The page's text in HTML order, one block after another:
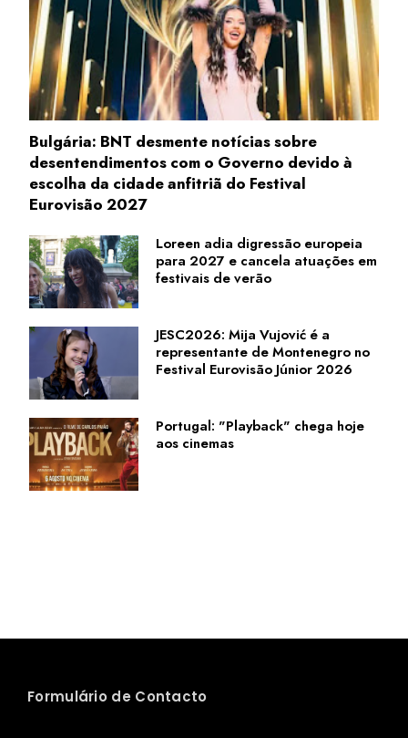
Bulgária: BNT desmente notícias sobre
desentendimentos com o Governo devido à
escolha da cidade anfitriã do Festival
Eurovisão 2027
Loreen adia digressão europeia
para 2027 e cancela atuações em
festivais de verão
JESC2026: Mija Vujović é a
representante de Montenegro no
Festival Eurovisão Júnior 2026
Portugal: "Playback" chega hoje
aos cinemas
Formulário de Contacto